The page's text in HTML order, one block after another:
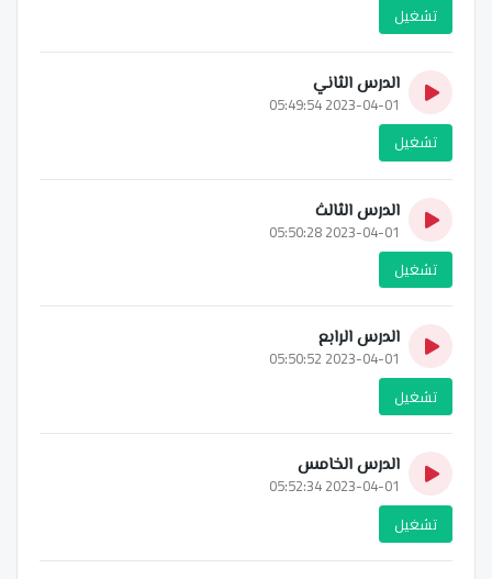
تشغيل
الدرس الثاني
2023-04-01 05:49:54
تشغيل
الدرس الثالث
2023-04-01 05:50:28
تشغيل
الدرس الرابع
2023-04-01 05:50:52
تشغيل
الدرس الخامس
2023-04-01 05:52:34
تشغيل